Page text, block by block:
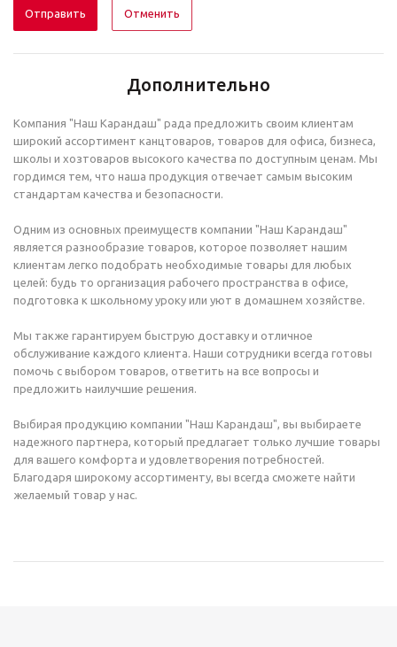
Отменить
Дополнительно
Компания "Наш Карандаш" рада предложить своим клиентам
широкий ассортимент канцтоваров, товаров для офиса, бизнеса,
школы и хозтоваров высокого качества по доступным ценам. Мы
гордимся тем, что наша продукция отвечает самым высоким
стандартам качества и безопасности.
Одним из основных преимуществ компании "Наш Карандаш"
является разнообразие товаров, которое позволяет нашим
клиентам легко подобрать необходимые товары для любых
целей: будь то организация рабочего пространства в офисе,
подготовка к школьному уроку или уют в домашнем хозяйстве.
Мы также гарантируем быструю доставку и отличное
обслуживание каждого клиента. Наши сотрудники всегда готовы
помочь с выбором товаров, ответить на все вопросы и
предложить наилучшие решения.
Выбирая продукцию компании "Наш Карандаш", вы выбираете
надежного партнера, который предлагает только лучшие товары
для вашего комфорта и удовлетворения потребностей.
Благодаря широкому ассортименту, вы всегда сможете найти
желаемый товар у нас.